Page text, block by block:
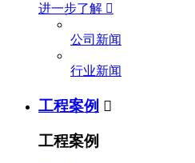
进一步了解 
公司新闻
行业新闻
工程案例 
工程案例